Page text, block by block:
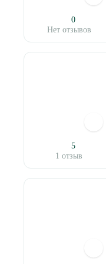
0
Нет отзывов
5
1 отзыв